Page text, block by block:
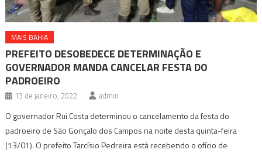
MAIS BAHIA
PREFEITO DESOBEDECE DETERMINAÇÃO E
GOVERNADOR MANDA CANCELAR FESTA DO
PADROEIRO
13 de janeiro, 2022 admin
O governador Rui Costa determinou o cancelamento da festa do
padroeiro de São Gonçalo dos Campos na noite desta quinta-feira
(13/01). O prefeito Tarcísio Pedreira está recebendo o ofício de